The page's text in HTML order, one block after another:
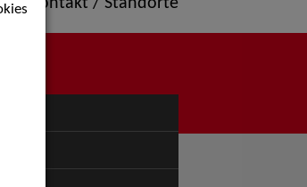
Kontakt / Standorte